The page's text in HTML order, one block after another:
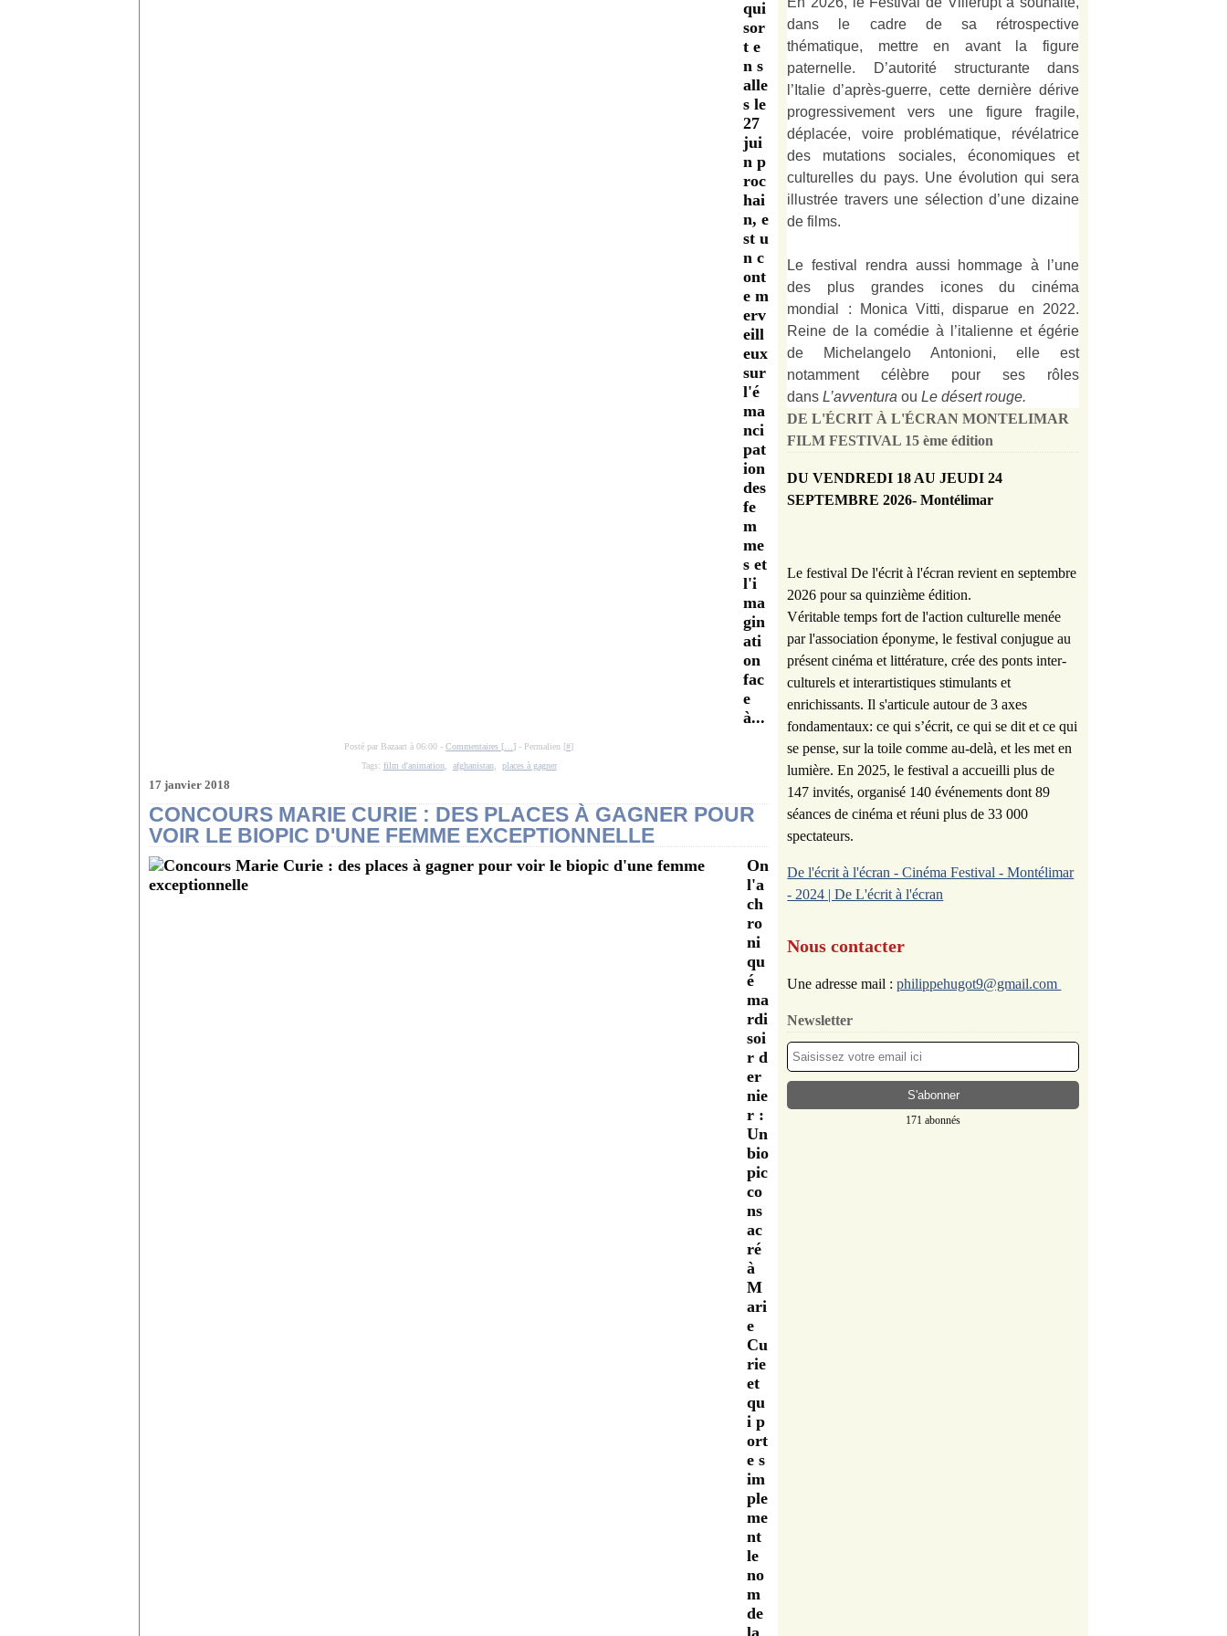
qui
sor
t e
n s
alle
s le
27
jui
n p
roc
hai
n, e
st u
n c
ont
e m
erv
eill
eux
sur
l'é
ma
nci
pat
ion
des
fe
m
me
s et
l'i
ma
gin
ati
on
fac
e
à...
Posté par Bazaart à 06:00 -Commentaires [ …] - Permalien [#]
Tags: film d'animation, afghanistan, places à gagner
17 janvier 2018
CONCOURS MARIE CURIE : DES PLACES À GAGNER POUR
VOIR LE BIOPIC D'UNE FEMME EXCEPTIONNELLE
On
l'a
ch
ro
ni
qu
é
ma
rdi
soi
r d
er
nie
r :
Un
bio
pic
co
ns
ac
ré
à
M
ari
e
Cu
rie
et
qu
i p
ort
e s
im
ple
me
nt
le
no
m
de
la
dans le cadre de sa rétrospective
thématique, mettre en avant la figure
paternelle. D’autorité structurante dans
l’Italie d’après-guerre, cette dernière dérive
progressivement vers une figure fragile,
déplacée, voire problématique, révélatrice
des mutations sociales, économiques et
culturelles du pays. Une évolution qui sera
illustrée travers une sélection d’une dizaine
de films.
Le festival rendra aussi hommage à l’une
des plus grandes icones du cinéma
mondial : Monica Vitti, disparue en 2022.
Reine de la comédie à l’italienne et égérie
de Michelangelo Antonioni, elle est
notamment célèbre pour ses rôles
dans L’avventura ou Le désert rouge.
DE L'ÉCRIT À L'ÉCRAN MONTELIMAR
FILM FESTIVAL 15 ème édition
DU VENDREDI 18 AU JEUDI 24
SEPTEMBRE 2026- Montélimar
Le festival De l'écrit à l'écran revient en septembre
2026 pour sa quinzième édition.
Véritable temps fort de l'action culturelle menée
par l'association éponyme, le festival conjugue au
présent cinéma et littérature, crée des ponts inter-
culturels et interartistiques stimulants et
enrichissants. Il s'articule autour de 3 axes
fondamentaux: ce qui s’écrit, ce qui se dit et ce qui
se pense, sur la toile comme au-delà, et les met en
lumière. En 2025, le festival a accueilli plus de
147 invités, organisé 140 événements dont 89
séances de cinéma et réuni plus de 33 000
spectateurs.
De l'écrit à l'écran - Cinéma Festival - Montélimar
- 2024 | De L'écrit à l'écran
Nous contacter
Une adresse mail :philippehugot9@gmail.com
Newsletter
171 abonnés